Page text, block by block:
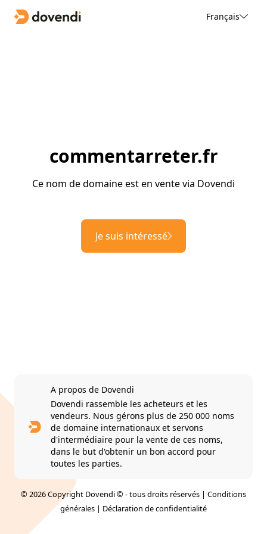
Français
commentarreter.fr
Ce nom de domaine est en vente via Dovendi
Je suis intéressé
A propos de Dovendi
Dovendi rassemble les acheteurs et les
vendeurs. Nous gérons plus de 250 000 noms
de domaine internationaux et servons
d'intermédiaire pour la vente de ces noms,
dans le but d'obtenir un bon accord pour
toutes les parties.
© 2026 Copyright Dovendi © - tous droits réservés | Conditions
générales | Déclaration de confidentialité